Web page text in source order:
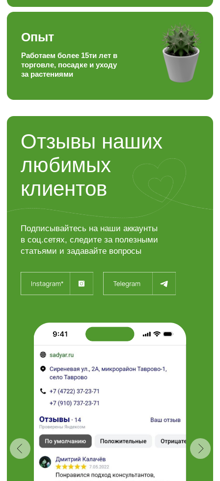
Контакты
“ЯР”Садовый центр
+7 (4722) 37-23-71
308504, Белгородская область,
Белгородский район,
info@sadyar.ru
Студия ландшафтного
дизайна
+7 (4722) 37-34-85
+7 (910) 737-34-85
Проложить маршрут